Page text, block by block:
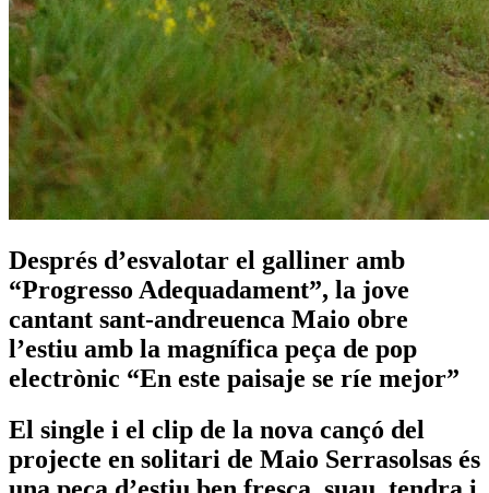
Després d’esvalotar el galliner amb
“Progresso Adequadament”, la jove
cantant sant-andreuenca Maio obre
l’estiu amb la magnífica peça de pop
electrònic “En este paisaje se ríe mejor”
El single i el clip de la nova cançó del
projecte en solitari de Maio Serrasolsas és